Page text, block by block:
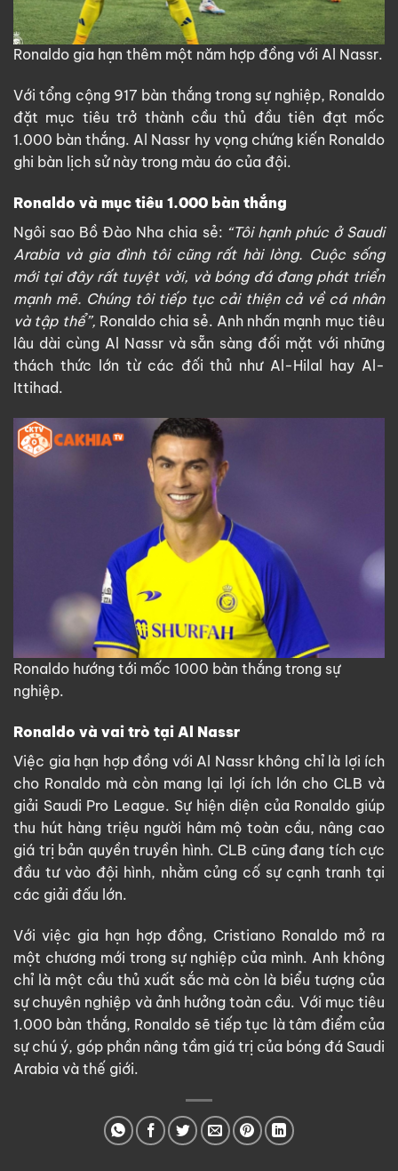
Ronaldo gia hạn thêm một năm hợp đồng với Al Nassr.
Với tổng cộng 917 bàn thắng trong sự nghiệp, Ronaldo
đặt mục tiêu trở thành cầu thủ đầu tiên đạt mốc
1.000 bàn thắng. Al Nassr hy vọng chứng kiến Ronaldo
ghi bàn lịch sử này trong màu áo của đội.
Ronaldo và mục tiêu 1.000 bàn thắng
Ngôi sao Bồ Đào Nha chia sẻ: “Tôi hạnh phúc ở Saudi
Arabia và gia đình tôi cũng rất hài lòng. Cuộc sống
mới tại đây rất tuyệt vời, và bóng đá đang phát triển
mạnh mẽ. Chúng tôi tiếp tục cải thiện cả về cá nhân
và tập thể”, Ronaldo chia sẻ. Anh nhấn mạnh mục tiêu
lâu dài cùng Al Nassr và sẵn sàng đối mặt với những
thách thức lớn từ các đối thủ như Al-Hilal hay Al-
Ittihad.
Ronaldo hướng tới mốc 1000 bàn thắng trong sự
nghiệp.
Ronaldo và vai trò tại Al Nassr
Việc gia hạn hợp đồng với Al Nassr không chỉ là lợi ích
cho Ronaldo mà còn mang lại lợi ích lớn cho CLB và
giải Saudi Pro League. Sự hiện diện của Ronaldo giúp
thu hút hàng triệu người hâm mộ toàn cầu, nâng cao
giá trị bản quyền truyền hình. CLB cũng đang tích cực
đầu tư vào đội hình, nhằm củng cố sự cạnh tranh tại
các giải đấu lớn.
Với việc gia hạn hợp đồng, Cristiano Ronaldo mở ra
một chương mới trong sự nghiệp của mình. Anh không
chỉ là một cầu thủ xuất sắc mà còn là biểu tượng của
sự chuyên nghiệp và ảnh hưởng toàn cầu. Với mục tiêu
1.000 bàn thắng, Ronaldo sẽ tiếp tục là tâm điểm của
sự chú ý, góp phần nâng tầm giá trị của bóng đá Saudi
Arabia và thế giới.